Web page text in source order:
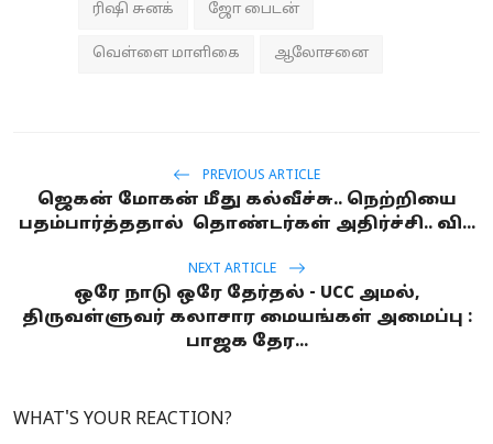
ரிஷி சுனக் ஜோ பைடன்
வெள்ளை மாளிகை ஆலோசனை
PREVIOUS ARTICLE
ஜெகன் மோகன் மீது கல்வீச்சு.. நெற்றியை
பதம்பார்த்ததால் தொண்டர்கள் அதிர்ச்சி.. வி...
NEXT ARTICLE
ஒரே நாடு ஒரே தேர்தல் - UCC அமல்,
திருவள்ளுவர் கலாசார மையங்கள் அமைப்பு :
பாஜக தேர...
WHAT'S YOUR REACTION?